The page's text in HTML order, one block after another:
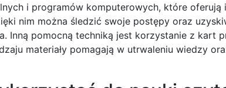
i programów komputerowych, które oferują
nim można śledzić swoje postępy oraz
Inną pomocną techniką jest korzystanie z kart
materiały pomagają w utrwaleniu wiedzy